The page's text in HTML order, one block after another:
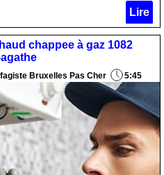
Lire
chappee à gaz 1082
Bruxelles Pas Cher 5:45